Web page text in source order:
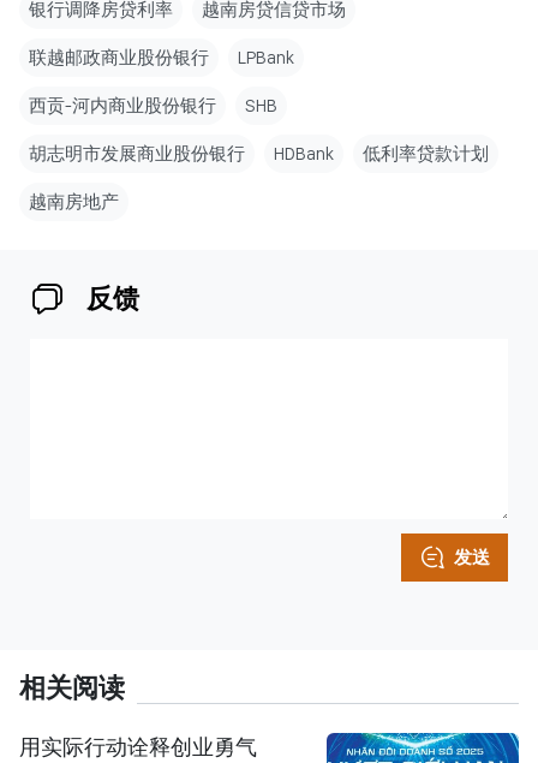
银行调降房贷利率 越南房贷信贷市场
联越邮政商业股份银行 LPBank
西贡-河内商业股份银行 SHB
胡志明市发展商业股份银行 HDBank 低利率贷款计划
越南房地产
反馈
发送
相关阅读
用实际行动诠释创业勇气